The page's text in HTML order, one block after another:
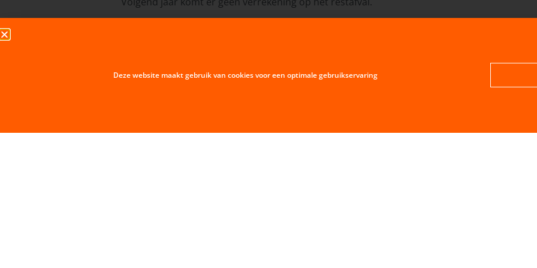
De Arnemuidenaren gingen tamelijk teleurgesteld naar huis…..ze waren niks wijzer
Deze website maakt gebruik van cookies voor een optimale gebruikservaring